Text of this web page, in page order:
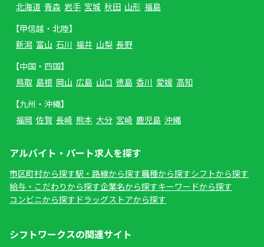
北海道 青森 岩手 宮城 秋田 山形 福島
【甲信越・北陸】
新潟 富山 石川 福井 山梨 長野
【中国・四国】
鳥取 島根 岡山 広島 山口 徳島 香川 愛媛 高知
【九州・沖縄】
福岡 佐賀 長崎 熊本 大分 宮崎 鹿児島 沖縄
アルバイト・パート求人を探す
市区町村から探す駅・路線から探す職種から探すシフトから探す
給与・こだわりから探す企業名から探すキーワードから探す
コンビニから探す ドラッグストアから探す
シフトワークスの関連サイト